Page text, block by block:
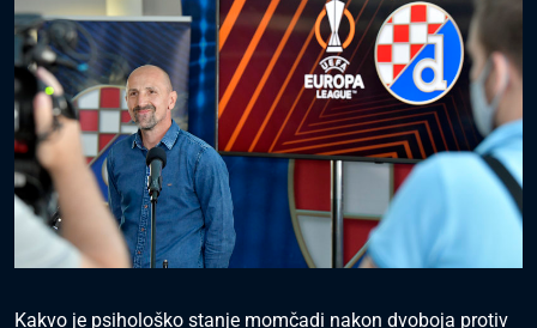
Kakvo je psihološko stanje momčadi nakon dvoboja protiv